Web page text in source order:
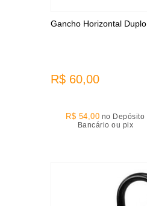
Gancho Horizontal Duplo
R$ 60,00
R$ 54,00 no Depósito
Bancário ou pix